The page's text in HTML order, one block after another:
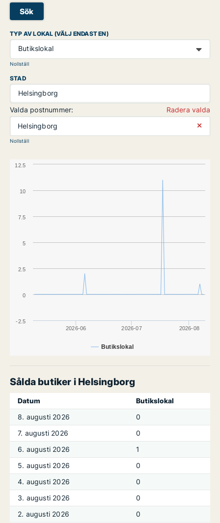
Sök
TYP AV LOKAL (VÄLJ ENDAST EN)
Butikslokal
Nollställ
STAD
Helsingborg
Valda postnummer:
Radera valda
Helsingborg
⨯
Nollställ
Butikslokal
2026-06 2026-07 2026-08
-2.5
0
2.5
5
7.5
10
12.5
Sålda butiker i Helsingborg
Datum
Butikslokal
8. augusti 2026
0
7. augusti 2026
0
6. augusti 2026
1
5. augusti 2026
0
4. augusti 2026
0
3. augusti 2026
0
2. augusti 2026
0